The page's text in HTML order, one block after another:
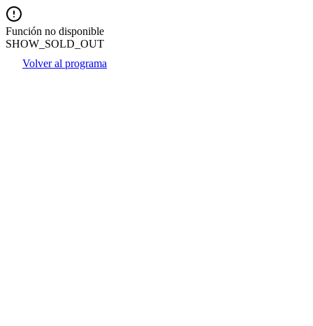
Función no disponible
SHOW_SOLD_OUT
Volver al programa